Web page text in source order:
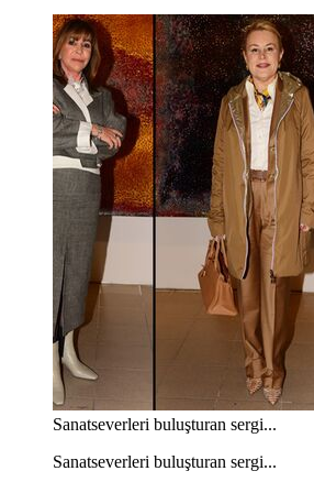
Sanatseverleri buluşturan sergi...
Sanatseverleri buluşturan sergi...